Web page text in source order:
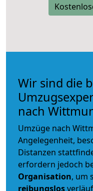
Wir sind die
nach
Umzüge nach
Angelegenheit,
Distanzen
erfordern jedoch
Organisation, um
reibungslos